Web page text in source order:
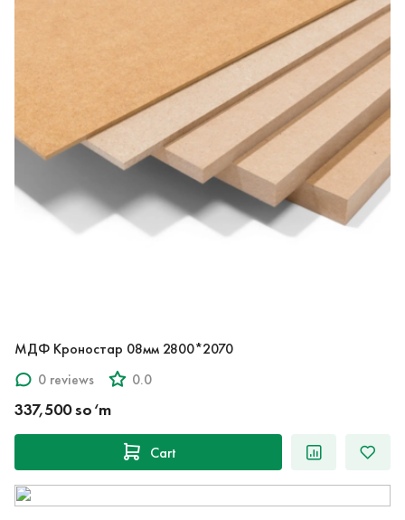
МДФ Кроностар 08мм 2800*2070
0 reviews
0.0
337,500 so‘m
Cart